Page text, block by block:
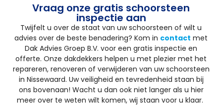
Vraag onze gratis schoorsteen
inspectie aan
Twijfelt u over de staat van uw schoorsteen of wilt u
advies over de beste benadering? Kom in contact met
Dak Advies Groep B.V. voor een gratis inspectie en
offerte. Onze dakdekkers helpen u met plezier met het
repareren, renoveren of verwijderen van uw schoorsteen
in Nissewaard. Uw veiligheid en tevredenheid staan bij
ons bovenaan! Wacht u dan ook niet langer als u hier
meer over te weten wilt komen, wij staan voor u klaar.